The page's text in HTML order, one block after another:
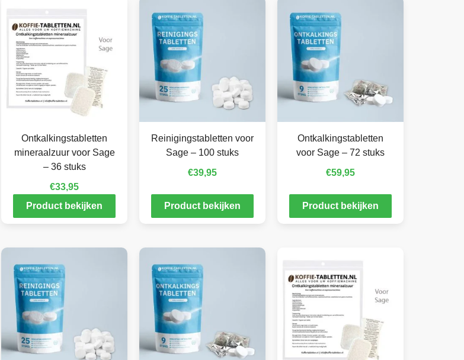
Ontkalkingstabletten
mineraalzuur voor Sage
– 36 stuks
€33,95
Product bekijken
Reinigingstabletten voor
Sage – 100 stuks
€39,95
Product bekijken
Ontkalkingstabletten
voor Sage – 72 stuks
€59,95
Product bekijken